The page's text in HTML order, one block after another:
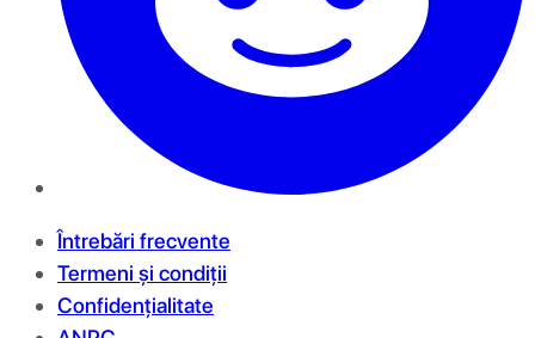
Întrebări frecvente
Termeni și condiții
Confidențialitate